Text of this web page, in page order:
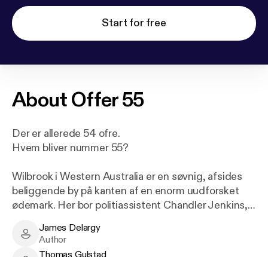
Start for free
AboutOffer 55
Der er allerede 54 ofre.
Hvem bliver nummer 55?
Wilbrook i Western Australia er en søvnig, afsides
beliggende by på kanten af en enorm uudforsket
ødemark. Her bor politiassistent Chandler Jenkins,
hvor man er vant til at håndtere husspektakler og
støjklager.
James Delargy - Author
James Delargy
Author
Thomas Gulstad